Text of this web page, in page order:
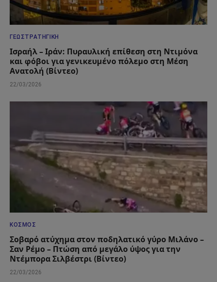
ΓΕΩΣΤΡΑΤΗΓΙΚΉ
Ισραήλ – Ιράν: Πυραυλική επίθεση στη Ντιμόνα
και φόβοι για γενικευμένο πόλεμο στη Μέση
Ανατολή (Βίντεο)
22/03/2026
ΚΌΣΜΟΣ
Σοβαρό ατύχημα στον ποδηλατικό γύρο Μιλάνο –
Σαν Ρέμο – Πτώση από μεγάλο ύψος για την
Ντέμπορα Σιλβέστρι (Βίντεο)
22/03/2026